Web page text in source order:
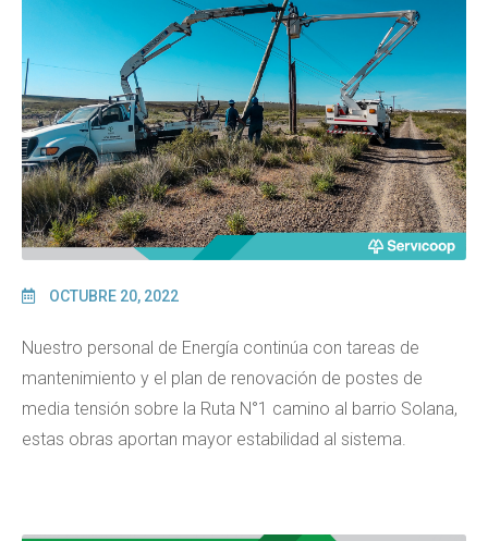
OCTUBRE 20, 2022
Nuestro personal de Energía continúa con tareas de
mantenimiento y el plan de renovación de postes de
media tensión sobre la Ruta N°1 camino al barrio Solana,
estas obras aportan mayor estabilidad al sistema.